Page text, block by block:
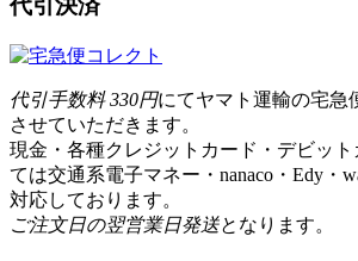
代引決済
代引手数料 330円にてヤマト運輸の宅急
させていただきます。
現金・各種クレジットカード・デビッ
ては交通系電子マネー・nanaco・Edy・
対応しております。
ご注文日の翌営業日発送となります。